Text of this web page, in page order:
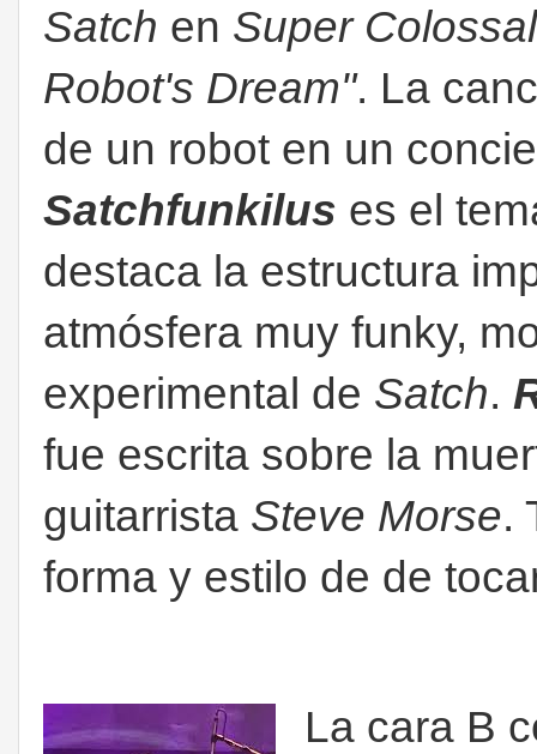
Satch en Super Colossal
Robot's Dream". La
de un robot en un
Satchfunkilus es el
destaca la estructura
atmósfera muy funky,
experimental de Satch.
fue escrita sobre la
guitarrista Steve Morse.
forma y estilo de de
La cara B